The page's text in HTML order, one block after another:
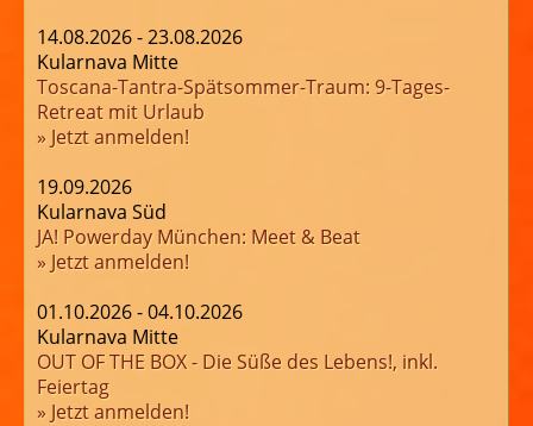
14.08.2026 - 23.08.2026
Kularnava Mitte
Toscana-Tantra-Spätsommer-Traum: 9-Tages-
Retreat mit Urlaub
» Jetzt anmelden!
19.09.2026
Kularnava Süd
JA! Powerday München: Meet & Beat
» Jetzt anmelden!
01.10.2026 - 04.10.2026
Kularnava Mitte
OUT OF THE BOX - Die Süße des Lebens!, inkl.
Feiertag
» Jetzt anmelden!